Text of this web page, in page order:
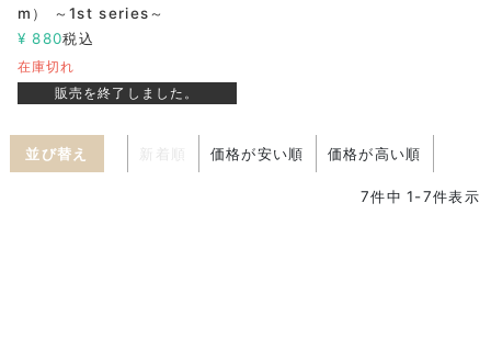
m） ～1st series～
¥ 880税込
在庫切れ
販売を終了しました。
並び替え 価格が安い順 価格が高い順
7件中 1-7件表示